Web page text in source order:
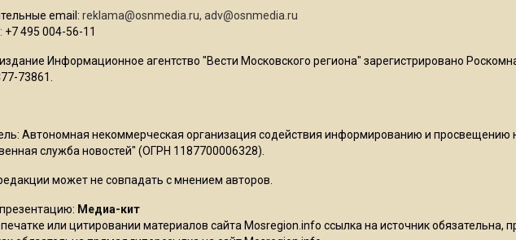
email: reklama@osnmedia.ru, adv@osnmedia.ru
+7 495 004-56-11
Информационное агентство "Вести Московского региона" зарегистрировано
73861.
Автономная некоммерческая организация содействия информированию и просвещению
служба новостей" (ОГРН 1187700006328).
может не совпадать с мнением авторов.
Медиа-кит
или цитировании материалов сайта Mosregion.info ссылка на источник обязательна,